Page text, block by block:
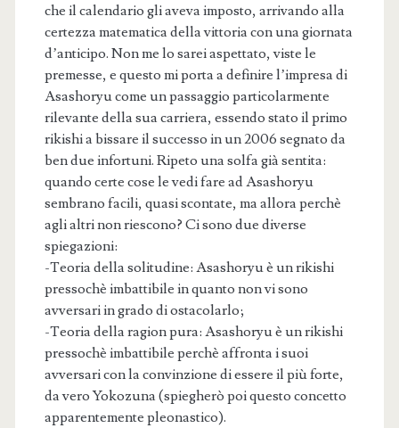
che il calendario gli aveva imposto, arrivando alla
certezza matematica della vittoria con una giornata
d’anticipo. Non me lo sarei aspettato, viste le
premesse, e questo mi porta a definire l’impresa di
Asashoryu come un passaggio particolarmente
rilevante della sua carriera, essendo stato il primo
rikishi a bissare il successo in un 2006 segnato da
ben due infortuni. Ripeto una solfa già sentita:
quando certe cose le vedi fare ad Asashoryu
sembrano facili, quasi scontate, ma allora perchè
agli altri non riescono? Ci sono due diverse
spiegazioni:
-Teoria della solitudine: Asashoryu è un rikishi
pressochè imbattibile in quanto non vi sono
avversari in grado di ostacolarlo;
-Teoria della ragion pura: Asashoryu è un rikishi
pressochè imbattibile perchè affronta i suoi
avversari con la convinzione di essere il più forte,
da vero Yokozuna (spiegherò poi questo concetto
apparentemente pleonastico).